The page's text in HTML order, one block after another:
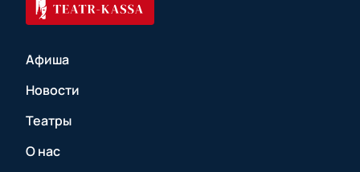
Афиша
Новости
Театры
О нас